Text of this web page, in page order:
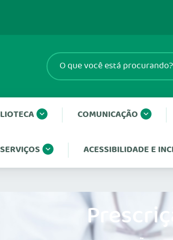
COMUNICAÇÃO
ACESSIBILIDADE E